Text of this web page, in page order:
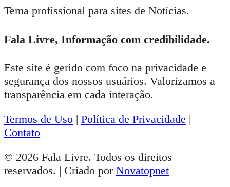
Tema profissional para sites de Notícias.
Fala Livre, Informação com credibilidade.
Este site é gerido com foco na privacidade e
segurança dos nossos usuários. Valorizamos a
transparência em cada interação.
Termos de Uso | Política de Privacidade |
Contato
© 2026 Fala Livre. Todos os direitos
reservados. | Criado por Novatopnet